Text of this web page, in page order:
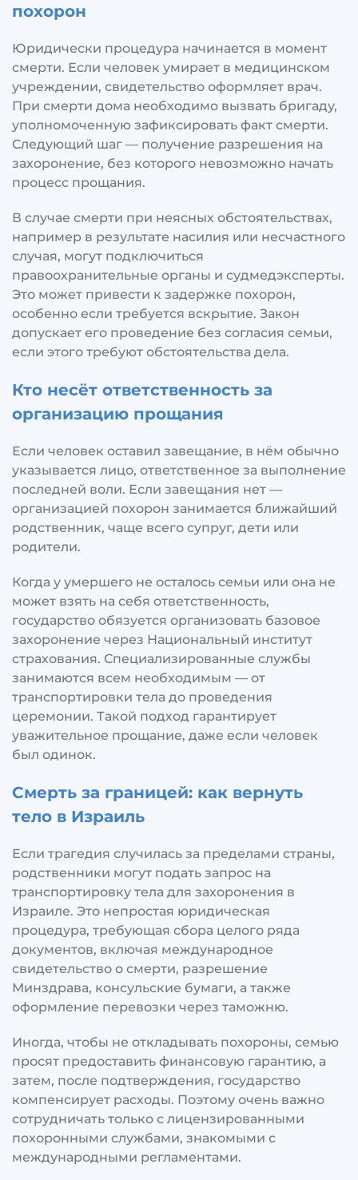
похорон
Юридически процедура начинается в момент
смерти. Если человек умирает в медицинском
учреждении, свидетельство оформляет врач.
При смерти дома необходимо вызвать бригаду,
уполномоченную зафиксировать факт смерти.
Следующий шаг — получение разрешения на
захоронение, без которого невозможно начать
процесс прощания.
В случае смерти при неясных обстоятельствах,
например в результате насилия или несчастного
случая, могут подключиться
правоохранительные органы и судмедэксперты.
Это может привести к задержке похорон,
особенно если требуется вскрытие. Закон
допускает его проведение без согласия семьи,
если этого требуют обстоятельства дела.
Кто несёт ответственность за
организацию прощания
Если человек оставил завещание, в нём обычно
указывается лицо, ответственное за выполнение
последней воли. Если завещания нет —
организацией похорон занимается ближайший
родственник, чаще всего супруг, дети или
родители.
Когда у умершего не осталось семьи или она не
может взять на себя ответственность,
государство обязуется организовать базовое
захоронение через Национальный институт
страхования. Специализированные службы
занимаются всем необходимым — от
транспортировки тела до проведения
церемонии. Такой подход гарантирует
уважительное прощание, даже если человек
был одинок.
Смерть за границей: как вернуть
тело в Израиль
Если трагедия случилась за пределами страны,
родственники могут подать запрос на
транспортировку тела для захоронения в
Израиле. Это непростая юридическая
процедура, требующая сбора целого ряда
документов, включая международное
свидетельство о смерти, разрешение
Минздрава, консульские бумаги, а также
оформление перевозки через таможню.
Иногда, чтобы не откладывать похороны, семью
просят предоставить финансовую гарантию, а
затем, после подтверждения, государство
компенсирует расходы. Поэтому очень важно
сотрудничать только с лицензированными
похоронными службами, знакомыми с
международными регламентами.
Главная
Наши агенты
Услуги
Наша команда
Мы в прессе